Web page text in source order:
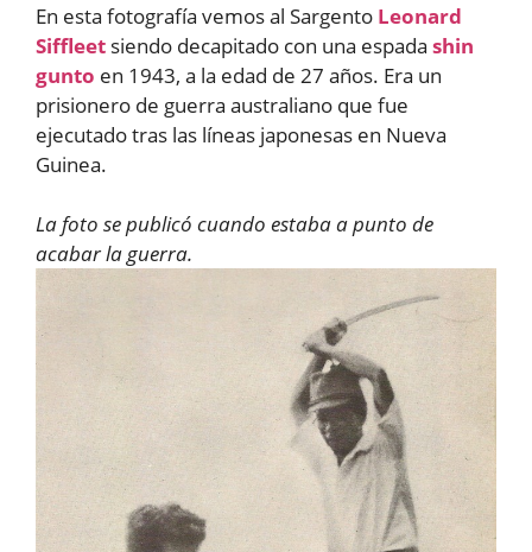
En esta fotografía vemos al Sargento Leonard
Siffleet siendo decapitado con una espada shin
gunto en 1943, a la edad de 27 años. Era un
prisionero de guerra australiano que fue
ejecutado tras las líneas japonesas en Nueva
Guinea.
La foto se publicó cuando estaba a punto de
acabar la guerra.